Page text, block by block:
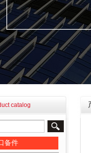
catalog
备件